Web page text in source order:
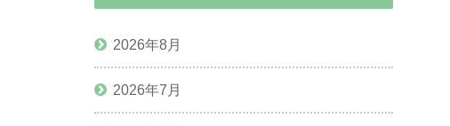
2026年8月
2026年7月